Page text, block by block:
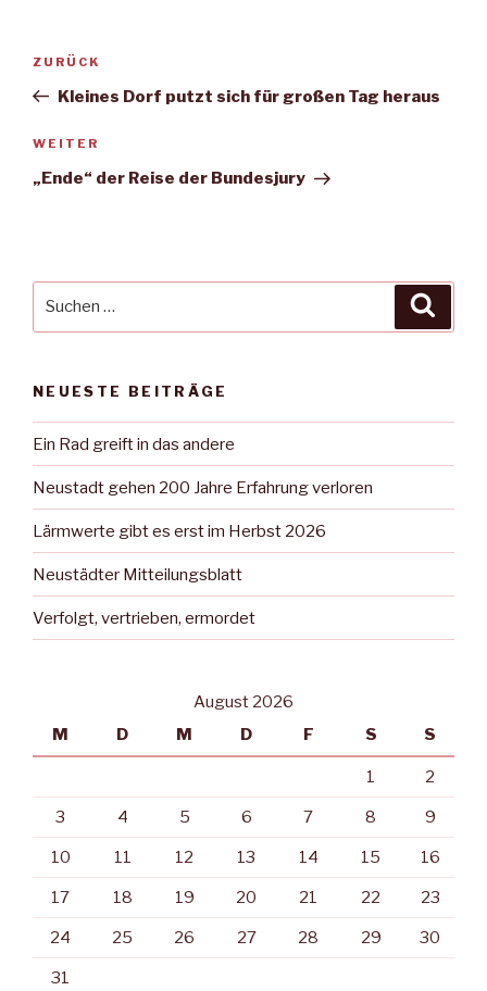
Beitragsnavigation
Vorheriger
Beitrag
ZURÜCK
Kleines Dorf putzt sich für großen Tag heraus
Nächster
Beitrag
WEITER
„Ende“ der Reise der Bundesjury
NEUESTE BEITRÄGE
Ein Rad greift in das andere
Neustadt gehen 200 Jahre Erfahrung verloren
Lärmwerte gibt es erst im Herbst 2026
Neustädter Mitteilungsblatt
Verfolgt, vertrieben, ermordet
August 2026
M
D M D F S S
1 2
3 4 5 6 7 8 9
10 11 12 13 14 15 16
17 18 19 20 21 22 23
24 25 26 27 28 29 30
31